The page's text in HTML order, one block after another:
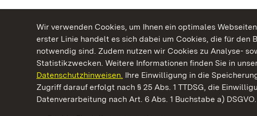
Wir verwenden Cookies, um Ihnen ein optimales
erster Linie handelt es sich dabei um Cookies, die für den
notwendig sind. Zudem nutzen wir Cookies zu Analyse-
Statistikzwecken. Weitere Informationen finden Sie in
Datenschutzhinweisen. Ihre Einwilligung in die
Zugriff darauf erfolgt nach § 25 Abs. 1 TTDSG, die
Datenverarbeitung nach Art. 6 Abs. 1 Buchstabe a) DSGVO.
Kommen. Staunen. Genießen.